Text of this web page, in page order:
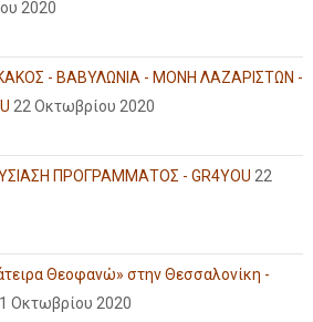
2020
- ΒΑΒΥΛΩΝΙΑ - ΜΟΝΗ ΛΑΖΑΡΙΣΤΩΝ -
22 Οκτωβρίου 2020
ΠΡΟΓΡΑΜΜΑΤΟΣ - GR4YOU 22
Θεοφανώ» στην Θεσσαλονίκη -
1 Οκτωβρίου 2020